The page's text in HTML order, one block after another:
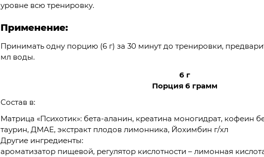
уровне всю тренировку.
Применение:
Принимать одну порцию (6 г) за 30 минут до тренировки,
мл воды.
6 г
Порция 6 грамм
Состав в:
Матрица «Психотик»: бета-аланин, креатина моногидрат, кофеин
таурин, ДМАЕ, экстракт плодов лимонника, Йохимбин г/хл
Другие ингредиенты:
ароматизатор пищевой, регулятор кислотности – лимонная